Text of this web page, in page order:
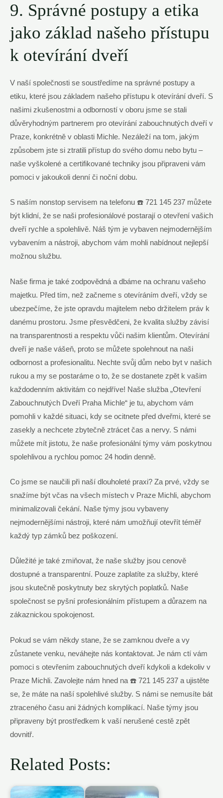
9. Správné postupy a etika
jako základ našeho přístupu
k otevírání dveří
V naší společnosti se soustředíme na správné postupy a
etiku, které jsou základem našeho přístupu k otevírání dveří. S
našimi zkušenostmi a odborností v oboru jsme se stali
důvěryhodným partnerem pro otevírání zabouchnutých dveří v
Praze, konkrétně v oblasti Michle. Nezáleží na tom, jakým
způsobem jste si ztratili přístup do svého domu nebo bytu –
naše vyškolené a certifikované techniky jsou připraveni vám
pomoci v jakoukoli denní či noční dobu.
S naším nonstop servisem na telefonu ☎️ 721 145 237 můžete
být klidní, že se naši profesionálové postarají o otevření vašich
dveří rychle a spolehlivě. Náš tým je vybaven nejmodernějším
vybavením a nástroji, abychom vám mohli nabídnout nejlepší
možnou službu.
Naše firma je také zodpovědná a dbáme na ochranu vašeho
majetku. Před tím, než začneme s otevíráním dveří, vždy se
ubezpečíme, že jste opravdu majitelem nebo držitelem práv k
danému prostoru. Jsme přesvědčeni, že kvalita služby závisí
na transparentnosti a respektu vůči našim klientům. Otevírání
dveří je naše vášeň, proto se můžete spolehnout na naši
odbornost a profesionalitu. Nechte svůj dům nebo byt v našich
rukou a my se postaráme o to, že se dostanete zpět k vašim
každodenním aktivitám co nejdříve! Naše služba „Otevření
Zabouchnutých Dveří Praha Michle“ je tu, abychom vám
pomohli v každé situaci, kdy se ocitnete před dveřmi, které se
zasekly a nechcete zbytečně ztrácet čas a nervy. S námi
můžete mít jistotu, že naše profesionální týmy vám poskytnou
spolehlivou a rychlou pomoc 24 hodin denně.
Co jsme se naučili při naší dlouholeté praxi? Za prvé, vždy se
snažíme být včas na všech místech v Praze Michli, abychom
minimalizovali čekání. Naše týmy jsou vybaveny
nejmodernějšími nástroji, které nám umožňují otevřít téměř
každý typ zámků bez poškození.
Důležité je také zmiňovat, že naše služby jsou cenově
dostupné a transparentní. Pouze zaplatíte za služby, které
jsou skutečně poskytnuty bez skrytých poplatků. Naše
společnost se pyšní profesionálním přístupem a důrazem na
zákaznickou spokojenost.
Pokud se vám někdy stane, že se zamknou dveře a vy
zůstanete venku, neváhejte nás kontaktovat. Je nám ctí vám
pomoci s otevřením zabouchnutých dveří kdykoli a kdekoliv v
Praze Michli. Zavolejte nám hned na ☎️ 721 145 237 a ujistěte
se, že máte na naší spolehlivé služby. S námi se nemusíte bát
ztraceného času ani žádných komplikací. Naše týmy jsou
připraveny být prostředkem k vaší nerušené cestě zpět
dovnitř.
Related Posts: